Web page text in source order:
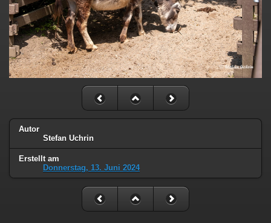
Autor
Stefan Uchrin
Erstellt am
Donnerstag, 13. Juni 2024